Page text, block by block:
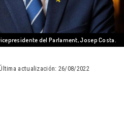
del Parlament, Josep Costa.
actualización: 26/08/2022